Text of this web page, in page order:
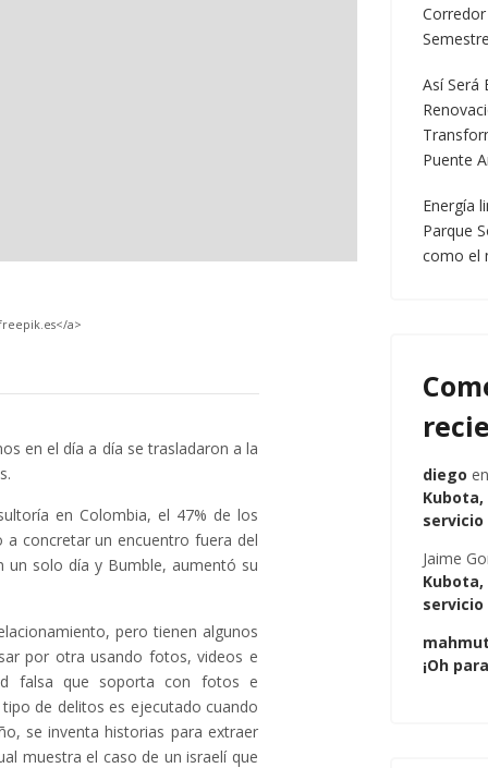
a>
en el día a día se trasladaron a la
en Colombia, el 47% de los
a concretar un encuentro fuera del
un solo día y Bumble, aumentó su
pero tienen algunos
por otra usando fotos, videos e
falsa que soporta con fotos e
de delitos es ejecutado cuando
se inventa historias para extraer
muestra el caso de un israelí que
Corredor
Así Será
Puente
Energía
Parque
como el
diego en
servicio
Jaime
servicio
¡Oh